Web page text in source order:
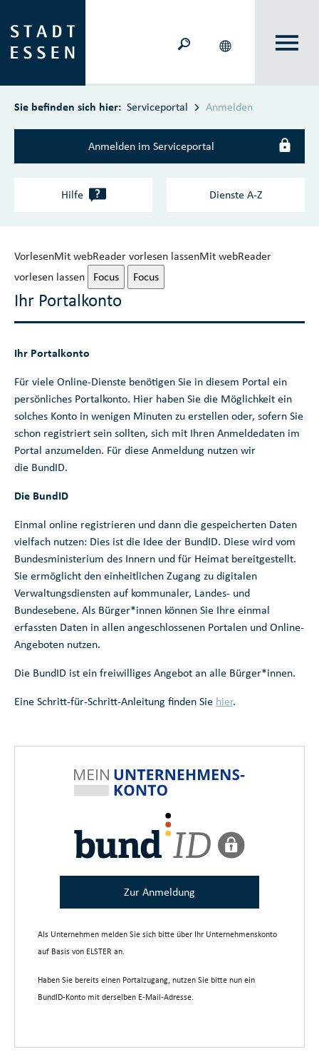
Sie befinden sich hier: Serviceportal Anmelden
Anmelden im Serviceportal
Hilfe ? Dienste A‑Z
VorlesenMit webReader vorlesen lassenMit webReader
vorlesen lassen
Focus Focus
Ihr Portalkonto
Ihr Portalkonto
Für viele Online-Dienste benötigen Sie in diesem Portal ein
persönliches Portalkonto. Hier haben Sie die Möglichkeit ein
solches Konto in wenigen Minuten zu erstellen oder, sofern Sie
schon registriert sein sollten, sich mit Ihren Anmeldedaten im
Portal anzumelden. Für diese Anmeldung nutzen wir
die BundID.
Die BundID
Einmal online registrieren und dann die gespeicherten Daten
vielfach nutzen: Dies ist die Idee der BundID. Diese wird vom
Bundesministerium des Innern und für Heimat bereitgestellt.
Sie ermöglicht den einheitlichen Zugang zu digitalen
Verwaltungsdiensten auf kommunaler, Landes- und
Bundesebene. Als Bürger*innen können Sie Ihre einmal
erfassten Daten in allen angeschlossenen Portalen und Online-
Angeboten nutzen.
Die BundID ist ein freiwilliges Angebot an alle Bürger*innen.
Eine Schritt-für-Schritt-Anleitung finden Sie hier.
Zur Anmeldung
Als Unternehmen melden Sie sich bitte über Ihr Unternehmenskonto
auf Basis von ELSTER an.
Haben Sie bereits einen Portalzugang, nutzen Sie bitte nun ein
BundID-Konto mit derselben E-Mail-Adresse.